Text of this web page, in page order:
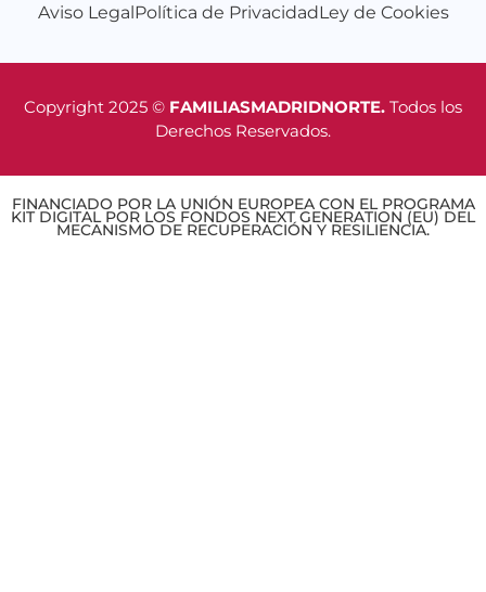
Aviso LegalPolítica de PrivacidadLey de Cookies
Copyright 2025 © FAMILIASMADRIDNORTE. Todos los
Derechos Reservados.
FINANCIADO POR LA UNIÓN EUROPEA CON EL PROGRAMA
KIT DIGITAL POR LOS FONDOS NEXT GENERATION (EU) DEL
MECANISMO DE RECUPERACIÓN Y RESILIENCIA.